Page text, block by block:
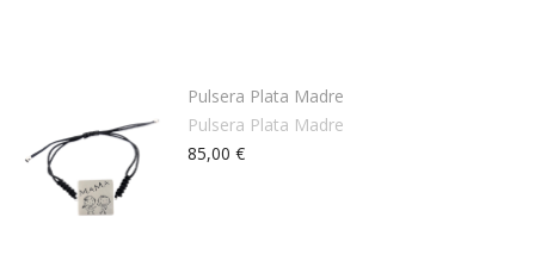
Pulsera Plata Madre
Pulsera Plata Madre
85,00 €